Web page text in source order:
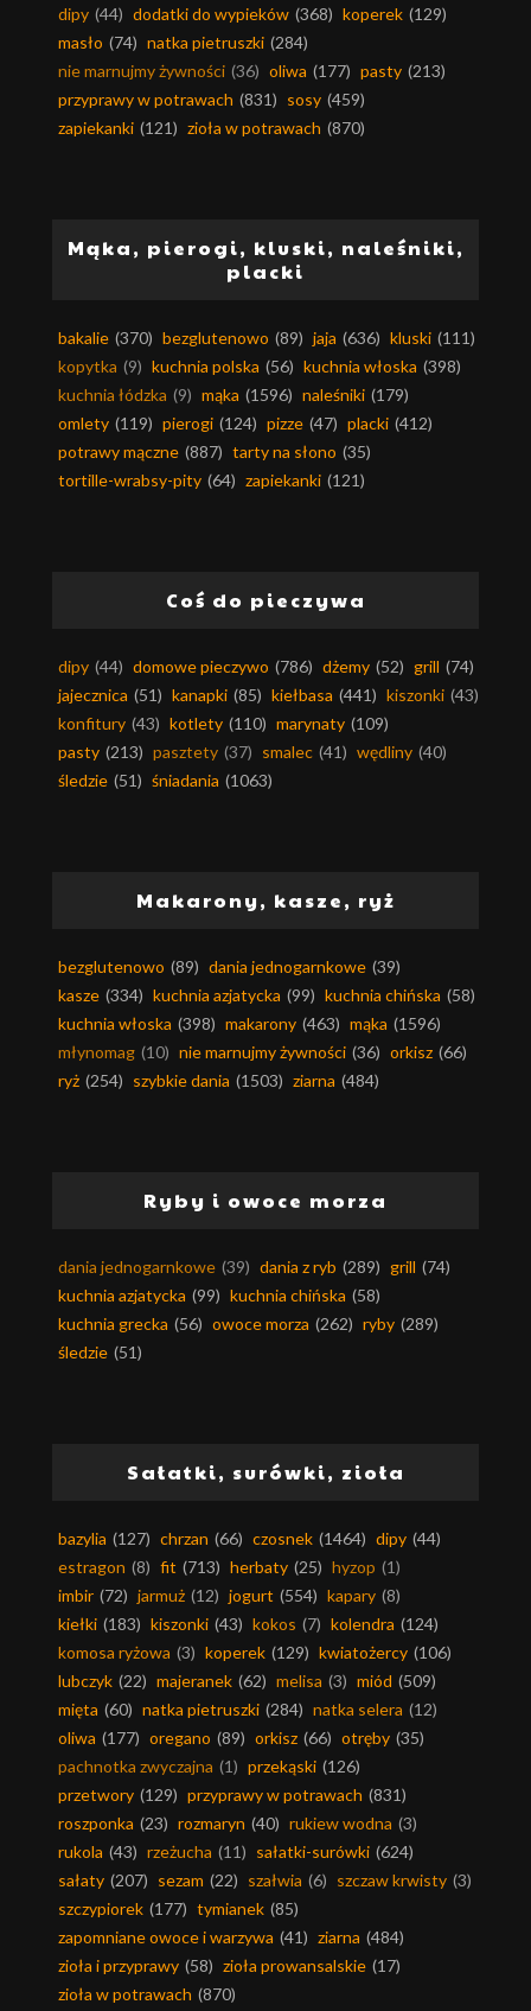
dipy (44) dodatki do wypieków (368) koperek (129)
masło (74) natka pietruszki (284)
nie marnujmy żywności (36) oliwa (177) pasty (213)
przyprawy w potrawach (831) sosy (459)
zapiekanki (121) zioła w potrawach (870)
Mąka, pierogi, kluski, naleśniki,
placki
bakalie (370) bezglutenowo (89) jaja (636) kluski (111)
kopytka (9) kuchnia polska (56) kuchnia włoska (398)
kuchnia łódzka (9) mąka (1596) naleśniki (179)
omlety (119) pierogi (124) pizze (47) placki (412)
potrawy mączne (887) tarty na słono (35)
tortille-wrabsy-pity (64) zapiekanki (121)
Coś do pieczywa
dipy (44) domowe pieczywo (786) dżemy (52) grill (74)
jajecznica (51) kanapki (85) kiełbasa (441) kiszonki (43)
konfitury (43) kotlety (110) marynaty (109)
pasty (213) pasztety (37) smalec (41) wędliny (40)
śledzie (51) śniadania (1063)
Makarony, kasze, ryż
bezglutenowo (89) dania jednogarnkowe (39)
kasze (334) kuchnia azjatycka (99) kuchnia chińska (58)
kuchnia włoska (398) makarony (463) mąka (1596)
młynomag (10) nie marnujmy żywności (36) orkisz (66)
ryż (254) szybkie dania (1503) ziarna (484)
Ryby i owoce morza
dania jednogarnkowe (39) dania z ryb (289) grill (74)
kuchnia azjatycka (99) kuchnia chińska (58)
kuchnia grecka (56) owoce morza (262) ryby (289)
śledzie (51)
Sałatki, surówki, zioła
bazylia (127) chrzan (66) czosnek (1464) dipy (44)
estragon (8) fit (713) herbaty (25) hyzop (1)
imbir (72) jarmuż (12) jogurt (554) kapary (8)
kiełki (183) kiszonki (43) kokos (7) kolendra (124)
komosa ryżowa (3) koperek (129) kwiatożercy (106)
lubczyk (22) majeranek (62) melisa (3) miód (509)
mięta (60) natka pietruszki (284) natka selera (12)
oliwa (177) oregano (89) orkisz (66) otręby (35)
pachnotka zwyczajna (1) przekąski (126)
przetwory (129) przyprawy w potrawach (831)
roszponka (23) rozmaryn (40) rukiew wodna (3)
rukola (43) rzeżucha (11) sałatki-surówki (624)
sałaty (207) sezam (22) szałwia (6) szczaw krwisty (3)
szczypiorek (177) tymianek (85)
zapomniane owoce i warzywa (41) ziarna (484)
zioła i przyprawy (58) zioła prowansalskie (17)
zioła w potrawach (870)